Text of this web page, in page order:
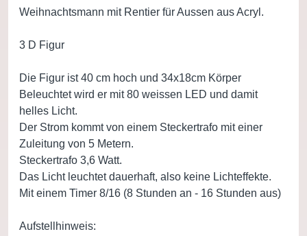
Weihnachtsmann mit Rentier für Aussen aus Acryl.
3 D Figur
Die Figur ist 40 cm hoch und 34x18cm Körper
Beleuchtet wird er mit 80 weissen LED und damit
helles Licht.
Der Strom kommt von einem Steckertrafo mit einer
Zuleitung von 5 Metern.
Steckertrafo 3,6 Watt.
Das Licht leuchtet dauerhaft, also keine Lichteffekte.
Mit einem Timer 8/16 (8 Stunden an - 16 Stunden aus)
Aufstellhinweis: